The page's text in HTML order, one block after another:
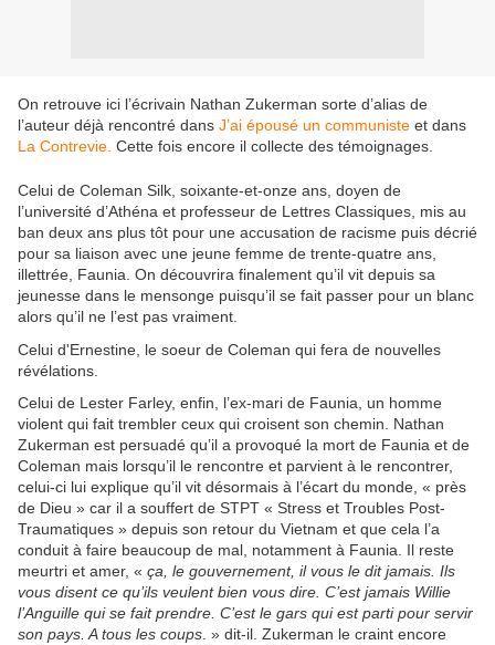
On retrouve ici l’écrivain Nathan Zukerman sorte d’alias de
l’auteur déjà rencontré dans J’ai épousé un communiste et dans
La Contrevie. Cette fois encore il collecte des témoignages.
Celui de Coleman Silk, soixante-et-onze ans, doyen de
l’université d’Athéna et professeur de Lettres Classiques, mis au
ban deux ans plus tôt pour une accusation de racisme puis décrié
pour sa liaison avec une jeune femme de trente-quatre ans,
illettrée, Faunia. On découvrira finalement qu’il vit depuis sa
jeunesse dans le mensonge puisqu’il se fait passer pour un blanc
alors qu’il ne l’est pas vraiment.
Celui d'Ernestine, le soeur de Coleman qui fera de nouvelles
révélations.
Celui de Lester Farley, enfin, l’ex-mari de Faunia, un homme
violent qui fait trembler ceux qui croisent son chemin. Nathan
Zukerman est persuadé qu’il a provoqué la mort de Faunia et de
Coleman mais lorsqu’il le rencontre et parvient à le rencontrer,
celui-ci lui explique qu’il vit désormais à l’écart du monde, « près
de Dieu » car il a souffert de STPT « Stress et Troubles Post-
Traumatiques » depuis son retour du Vietnam et que cela l’a
conduit à faire beaucoup de mal, notamment à Faunia. Il reste
meurtri et amer, « ça, le gouvernement, il vous le dit jamais. Ils
vous disent ce qu’ils veulent bien vous dire. C’est jamais Willie
l’Anguille qui se fait prendre. C’est le gars qui est parti pour servir
son pays. A tous les coups . » dit-il. Zukerman le craint encore